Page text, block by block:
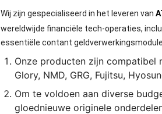
Wij zijn gespecialiseerd in het leveren van
wereldwijde financiële tech-operaties,
essentiële contant
Onze producten zijn compatibel
Glory, NMD, GRG, Fujitsu,
Om te voldoen aan diverse
gloednieuwe originele